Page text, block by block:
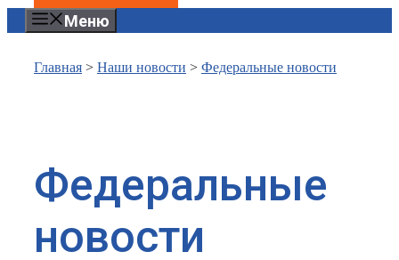
Меню
Главная > Наши новости > Федеральные новости
Федеральные
новости